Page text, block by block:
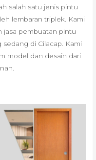
salah satu jenis pintu
lembaran triplek. Kami
jasa pembuatan pintu
di Cilacap. Kami
model dan desain dari